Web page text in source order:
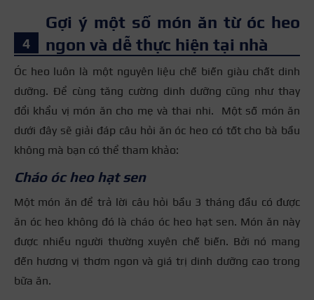
Gợi ý một số món ăn từ óc heo
ngon và dễ thực hiện tại nhà
Óc heo luôn là một nguyên liệu chế biến giàu chất dinh
dưỡng. Để cùng tăng cường dinh dưỡng cũng như thay
đổi khẩu vị món ăn cho mẹ và thai nhi. Một số món ăn
dưới đây sẽ giải đáp câu hỏi ăn óc heo có tốt cho bà bầu
không mà bạn có thể tham khảo:
Cháo óc heo hạt sen
Một món ăn để trả lời câu hỏi bầu 3 tháng đầu có được
ăn óc heo không đó là cháo óc heo hạt sen. Món ăn này
được nhiều người thường xuyên chế biến. Bởi nó mang
đến hương vị thơm ngon và giá trị dinh dưỡng cao trong
bữa ăn.